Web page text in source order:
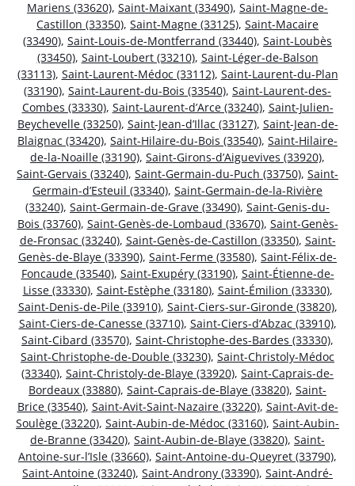
Mariens (33620), Saint-Maixant (33490), Saint-Magne-de-
Castillon (33350), Saint-Magne (33125), Saint-Macaire
(33490), Saint-Louis-de-Montferrand (33440), Saint-Loubès
(33450), Saint-Loubert (33210), Saint-Léger-de-Balson
(33113), Saint-Laurent-Médoc (33112), Saint-Laurent-du-Plan
(33190), Saint-Laurent-du-Bois (33540), Saint-Laurent-des-
Combes (33330), Saint-Laurent-d’Arce (33240), Saint-Julien-
Beychevelle (33250), Saint-Jean-d’Illac (33127), Saint-Jean-de-
Blaignac (33420), Saint-Hilaire-du-Bois (33540), Saint-Hilaire-
de-la-Noaille (33190), Saint-Girons-d’Aiguevives (33920),
Saint-Gervais (33240), Saint-Germain-du-Puch (33750), Saint-
Germain-d’Esteuil (33340), Saint-Germain-de-la-Rivière
(33240), Saint-Germain-de-Grave (33490), Saint-Genis-du-
Bois (33760), Saint-Genès-de-Lombaud (33670), Saint-Genès-
de-Fronsac (33240), Saint-Genès-de-Castillon (33350), Saint-
Genès-de-Blaye (33390), Saint-Ferme (33580), Saint-Félix-de-
Foncaude (33540), Saint-Exupéry (33190), Saint-Étienne-de-
Lisse (33330), Saint-Estèphe (33180), Saint-Émilion (33330),
Saint-Denis-de-Pile (33910), Saint-Ciers-sur-Gironde (33820),
Saint-Ciers-de-Canesse (33710), Saint-Ciers-d’Abzac (33910),
Saint-Cibard (33570), Saint-Christophe-des-Bardes (33330),
Saint-Christophe-de-Double (33230), Saint-Christoly-Médoc
(33340), Saint-Christoly-de-Blaye (33920), Saint-Caprais-de-
Bordeaux (33880), Saint-Caprais-de-Blaye (33820), Saint-
Brice (33540), Saint-Avit-Saint-Nazaire (33220), Saint-Avit-de-
Soulège (33220), Saint-Aubin-de-Médoc (33160), Saint-Aubin-
de-Branne (33420), Saint-Aubin-de-Blaye (33820), Saint-
Antoine-sur-l’Isle (33660), Saint-Antoine-du-Queyret (33790),
Saint-Antoine (33240), Saint-Androny (33390), Saint-André-